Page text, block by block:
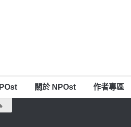
關於 NPOst 作者專區